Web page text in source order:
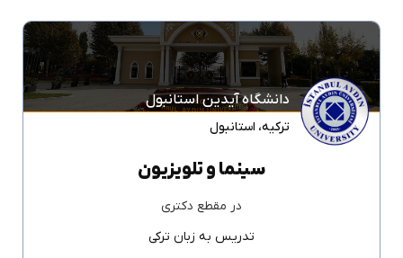
دانشگاه آیدین استانبول
ترکیه، استانبول
سینما و تلویزیون
در مقطع دکتری
تدریس به زبان ترکی